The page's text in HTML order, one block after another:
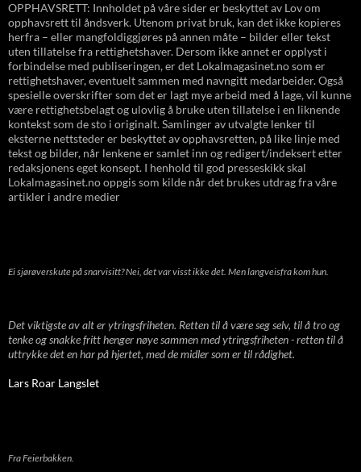
OPPHAVSRETT: Innholdet på våre sider er beskyttet av Lov om
opphavsrett til åndsverk. Utenom privat bruk, kan det ikke kopieres
herfra – eller mangfoldiggjøres på annen måte – bilder eller tekst
uten tillatelse fra rettighetshaver. Dersom ikke annet er opplyst i
forbindelse med publiseringen, er det Lokalmagasinet.no som er
rettighetshaver, eventuelt sammen med navngitt medarbeider. Også
spesielle overskrifter som det er lagt mye arbeid med å lage, vil kunne
være rettighetsbelagt og ulovlig å bruke uten tillatelse i en liknende
kontekst som de sto i originalt. Samlinger av utvalgte lenker til
eksterne nettsteder er beskyttet av opphavsretten, på like linje med
tekst og bilder, når lenkene er samlet inn og redigert/indeksert etter
redaksjonens eget konsept. I henhold til god presseskikk skal
Lokalmagasinet.no oppgis som kilde når det brukes utdrag fra våre
artikler i andre medier
Ei sjørøverskute på snarvisitt? Nei, det var visst ikke det. Men langveisfra kom hun.
Det viktigste av alt er ytringsfriheten. Retten til å være seg selv, til å tro og
tenke og snakke fritt henger nøye sammen med ytringsfriheten - retten til å
uttrykke det en har på hjertet, med de midler som er til rådighet.
Lars Roar Langslet
Fra Feierbakken.